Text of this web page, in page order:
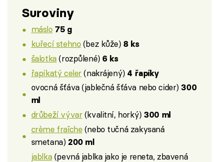
Suroviny
máslo 75 g
kuřecí stehno (bez kůže) 8 ks
šalotka(rozpůlené) 6 ks
řapíkatý celer(nakrájený) 4 řapíky
ovocná šťáva (jablečná šťáva nebo cider) 300
ml
drůbeží vývar(kvalitní, horký) 300 ml
crème fraîche (nebo tučná zakysaná
smetana) 200 ml
jablka(pevná jablka jako je reneta, zbavená